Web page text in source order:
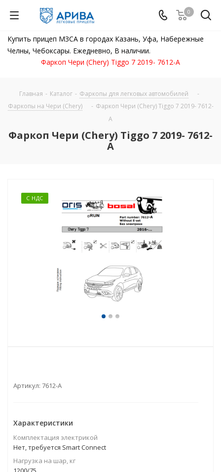
0
Купить прицеп МЗСА в городах Казань, Уфа, Набережные
Челны, Чебоксары. Ежедневно, В наличии.
Фаркоп Чери (Chery) Tiggo 7 2019- 7612-A
Главная - Каталог - Фаркопы для легковых автомобилей
-
Фаркопы на Чери (Chery)
- Фаркоп Чери (Chery) Tiggo 7 2019- 7612-
A
Фаркоп Чери (Chery) Tiggo 7 2019- 7612-
A
С НДС
Артикул: 7612-A
Характеристики
Комплектация электрикой
Нет, требуется Smart Connect
Нагрузка на шар, кг